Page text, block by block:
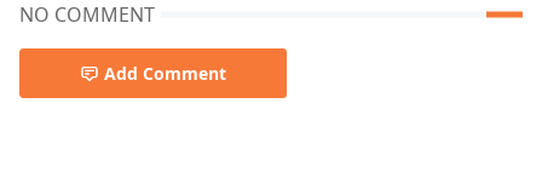
NO COMMENT
Add Comment